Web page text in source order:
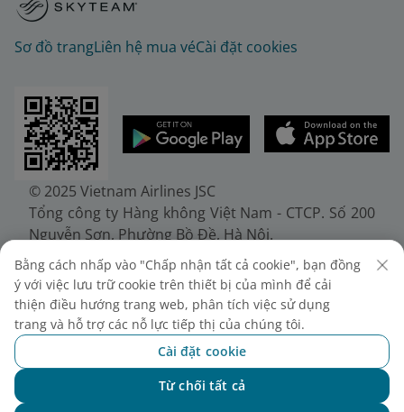
Sơ đồ trangLiên hệ mua véCài đặt cookies
© 2025 Vietnam Airlines JSC
Tổng công ty Hàng không Việt Nam - CTCP. Số 200
Nguyễn Sơn, Phường Bồ Đề, Hà Nội.
Điện thoại: (+84-24) 38272289. Fax: (+84-24)
38722375
Giấy chứng nhận đăng ký doanh nghiệp, mã số
doanh nghiệp 0100107518, đăng ký lần đầu ngày
30/6/2010, đăng ký thay đổi lần thứ 10 ngày
24/7/2025, cấp bởi Sở Tài chính Thành phố Hà Nội.
Bằng cách nhấp vào "Chấp nhận tất cả cookie", bạn đồng
ý với việc lưu trữ cookie trên thiết bị của mình để cải
thiện điều hướng trang web, phân tích việc sử dụng
trang và hỗ trợ các nỗ lực tiếp thị của chúng tôi.
Cài đặt cookie
Từ chối tất cả